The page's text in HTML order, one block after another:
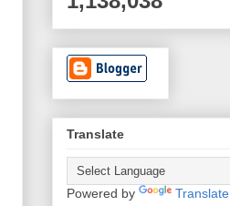
Translate
Powered by Translate